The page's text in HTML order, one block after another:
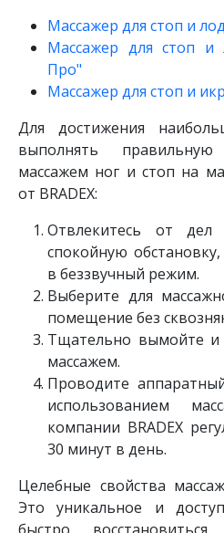
Массажер для стоп и
Массажер для стоп и
Про"
Массажер для стоп и
Для достижения
выполнять
массажем ног и стоп на
от BRADEX:
Отвлекитесь от дел
спокойную
в беззвучный режим.
Выберите для
помещение без
Тщательно вымойте и
массажем.
Проводите
использованием
компании BRADEX
30 минут в день.
Целебные свойства
Это уникальное и